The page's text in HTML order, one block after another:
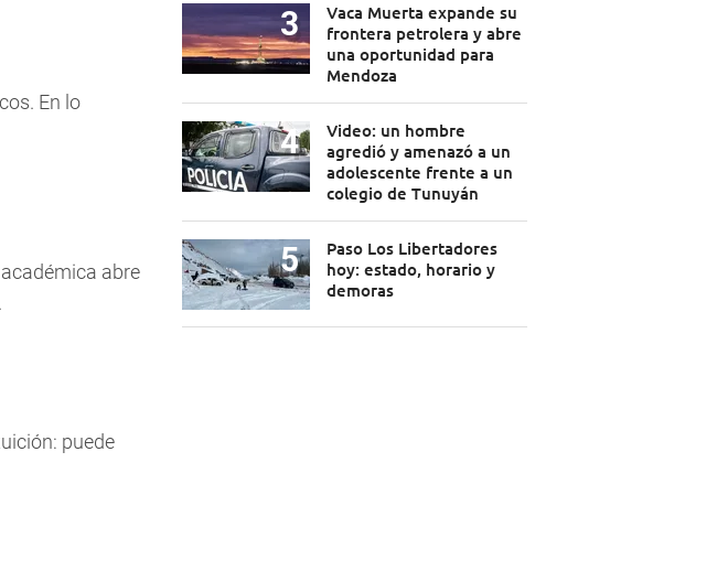
En lo
abre
puede
Vaca Muerta expande su
frontera petrolera y abre
una oportunidad para
Mendoza
Video: un hombre
agredió y amenazó a un
adolescente frente a un
colegio de Tunuyán
Paso Los Libertadores
hoy: estado, horario y
demoras